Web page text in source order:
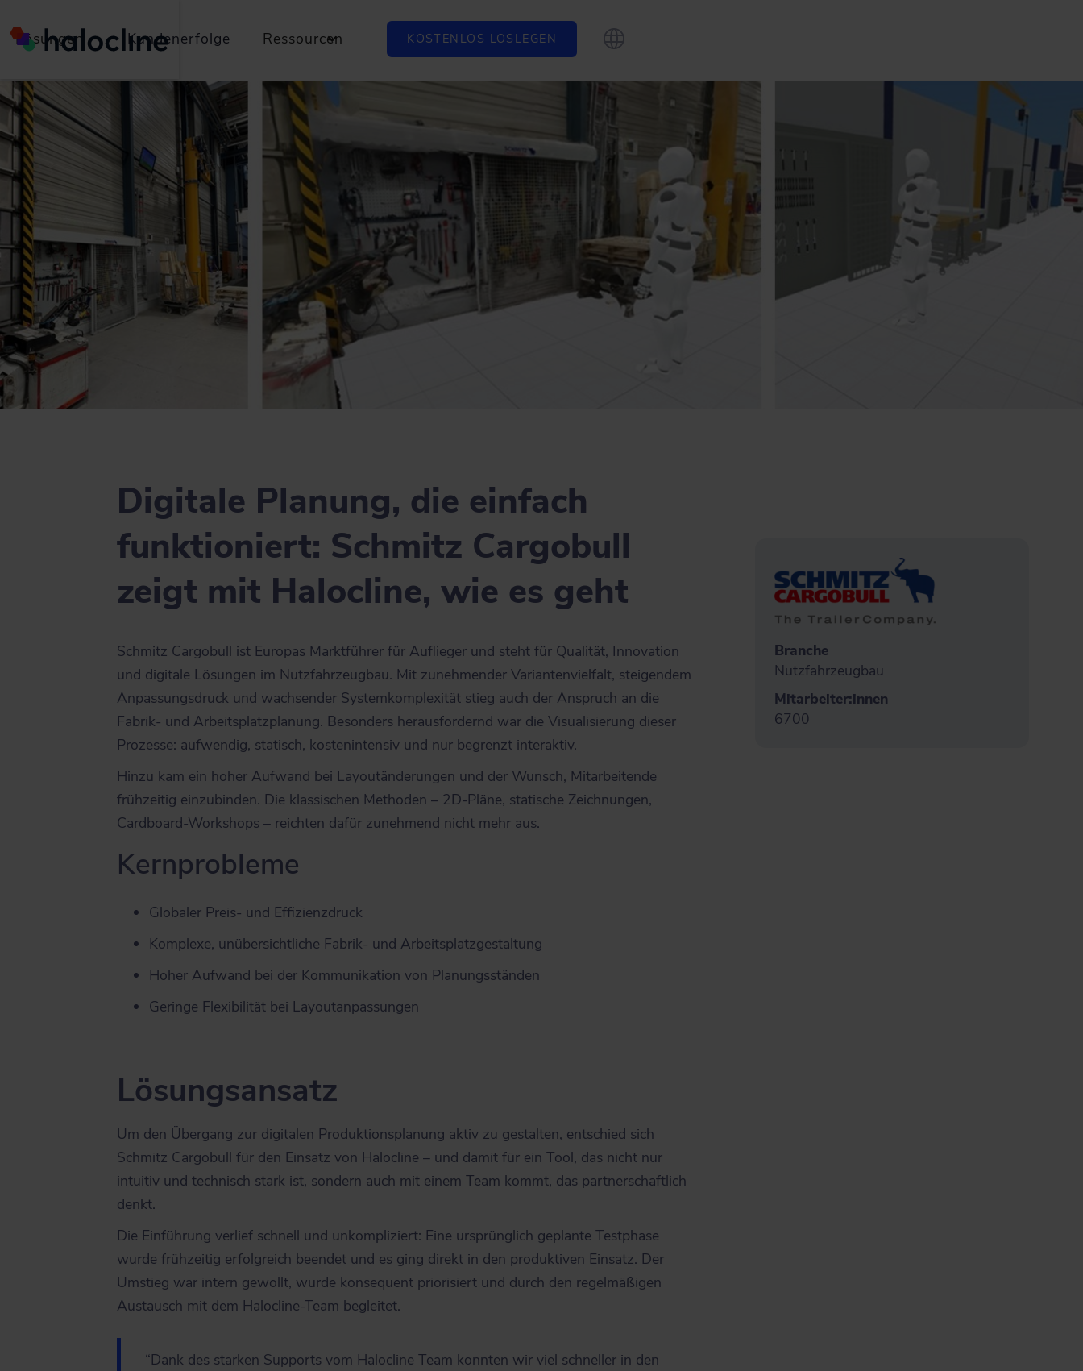
Lösungen Kundenerfolge Ressourcen KOSTENLOS LOSLEGEN
Digitale Planung, die einfach
funktioniert: Schmitz Cargobull
zeigt mit Halocline, wie es geht
Schmitz Cargobull ist Europas Marktführer für Auflieger und steht für Qualität, Innovation
und digitale Lösungen im Nutzfahrzeugbau. Mit zunehmender Variantenvielfalt, steigendem
Anpassungsdruck und wachsender Systemkomplexität stieg auch der Anspruch an die
Fabrik- und Arbeitsplatzplanung. Besonders herausfordernd war die Visualisierung dieser
Prozesse: aufwendig, statisch, kostenintensiv und nur begrenzt interaktiv.
Hinzu kam ein hoher Aufwand bei Layoutänderungen und der Wunsch, Mitarbeitende
frühzeitig einzubinden. Die klassischen Methoden – 2D-Pläne, statische Zeichnungen,
Cardboard-Workshops – reichten dafür zunehmend nicht mehr aus.
Kernprobleme
Globaler Preis- und Effizienzdruck
Komplexe, unübersichtliche Fabrik- und Arbeitsplatzgestaltung
Hoher Aufwand bei der Kommunikation von Planungsständen
Geringe Flexibilität bei Layoutanpassungen
Lösungsansatz
Um den Übergang zur digitalen Produktionsplanung aktiv zu gestalten, entschied sich
Schmitz Cargobull für den Einsatz von Halocline – und damit für ein Tool, das nicht nur
intuitiv und technisch stark ist, sondern auch mit einem Team kommt, das partnerschaftlich
denkt.
Die Einführung verlief schnell und unkompliziert: Eine ursprünglich geplante Testphase
wurde frühzeitig erfolgreich beendet und es ging direkt in den produktiven Einsatz. Der
Umstieg war intern gewollt, wurde konsequent priorisiert und durch den regelmäßigen
Austausch mit dem Halocline-Team begleitet.
“Dank des starken Supports vom Halocline Team konnten wir viel schneller in den
Branche
Nutzfahrzeugbau
Mitarbeiter:innen
6700